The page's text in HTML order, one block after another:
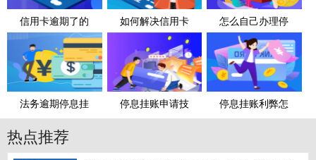
信用卡逾期了的 如何解决信用卡 怎么自己办理停
法务逾期停息挂 停息挂账申请技 停息挂账利弊怎
热点推荐